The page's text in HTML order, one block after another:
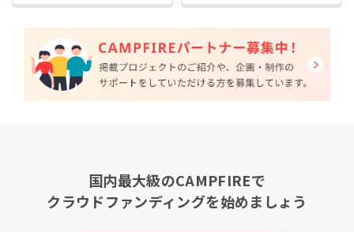
国内最大級のCAMPFIREで
クラウドファンディングを始めましょう